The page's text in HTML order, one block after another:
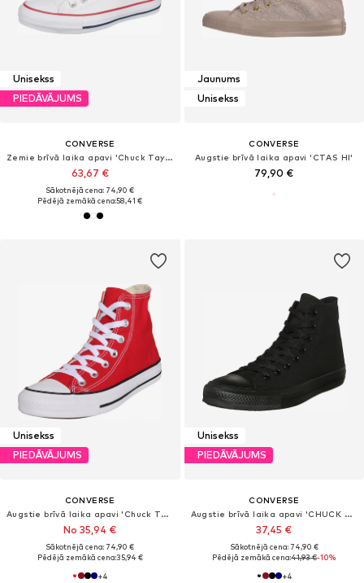
Unisekss
PIEDĀVĀJUMS
CONVERSE
Zemie brīvā laika apavi 'Chuck Taylor All Star Leather'
63,67 €
Sākotnējā cena: 74,90 €
Pēdējā zemākā cena:58,41 €
Jaunums
Unisekss
CONVERSE
Augstie brīvā laika apavi 'CTAS HI'
79,90 €
Unisekss
PIEDĀVĀJUMS
CONVERSE
Augstie brīvā laika apavi 'Chuck Taylor All Star'
No 35,94 €
Sākotnējā cena: 74,90 €
Pēdējā zemākā cena:35,94 €
+4
Unisekss
PIEDĀVĀJUMS
CONVERSE
Augstie brīvā laika apavi 'CHUCK TAYLOR ALL STAR CLASSIC'
37,45 €
Sākotnējā cena: 74,90 €
Pēdējā zemākā cena:41,93 €-10%
+4